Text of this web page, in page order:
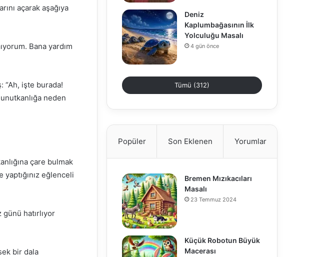
açarak aşağıya
Bana yardım
“Ah, işte burada!
neden
çare bulmak
eğlenceli
günü hatırlıyor
bir dala
Deniz
Kaplumbağasının İlk
Yolculuğu Masalı
4 gün önce
Tümü (312)
Popüler Son Eklenen Yorumlar
Bremen Mızıkacıları
Masalı
23 Temmuz 2024
Küçük Robotun Büyük
Macerası